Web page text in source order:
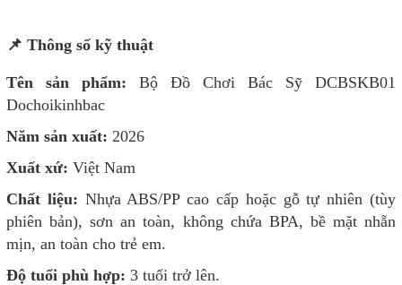
📌 Thông số kỹ thuật
Tên sản phẩm: Bộ Đồ Chơi Bác Sỹ DCBSKB01
Dochoikinhbac
Năm sản xuất: 2026
Xuất xứ: Việt Nam
Chất liệu: Nhựa ABS/PP cao cấp hoặc gỗ tự nhiên (tùy
phiên bản), sơn an toàn, không chứa BPA, bề mặt nhẵn
mịn, an toàn cho trẻ em.
Độ tuổi phù hợp: 3 tuổi trở lên.